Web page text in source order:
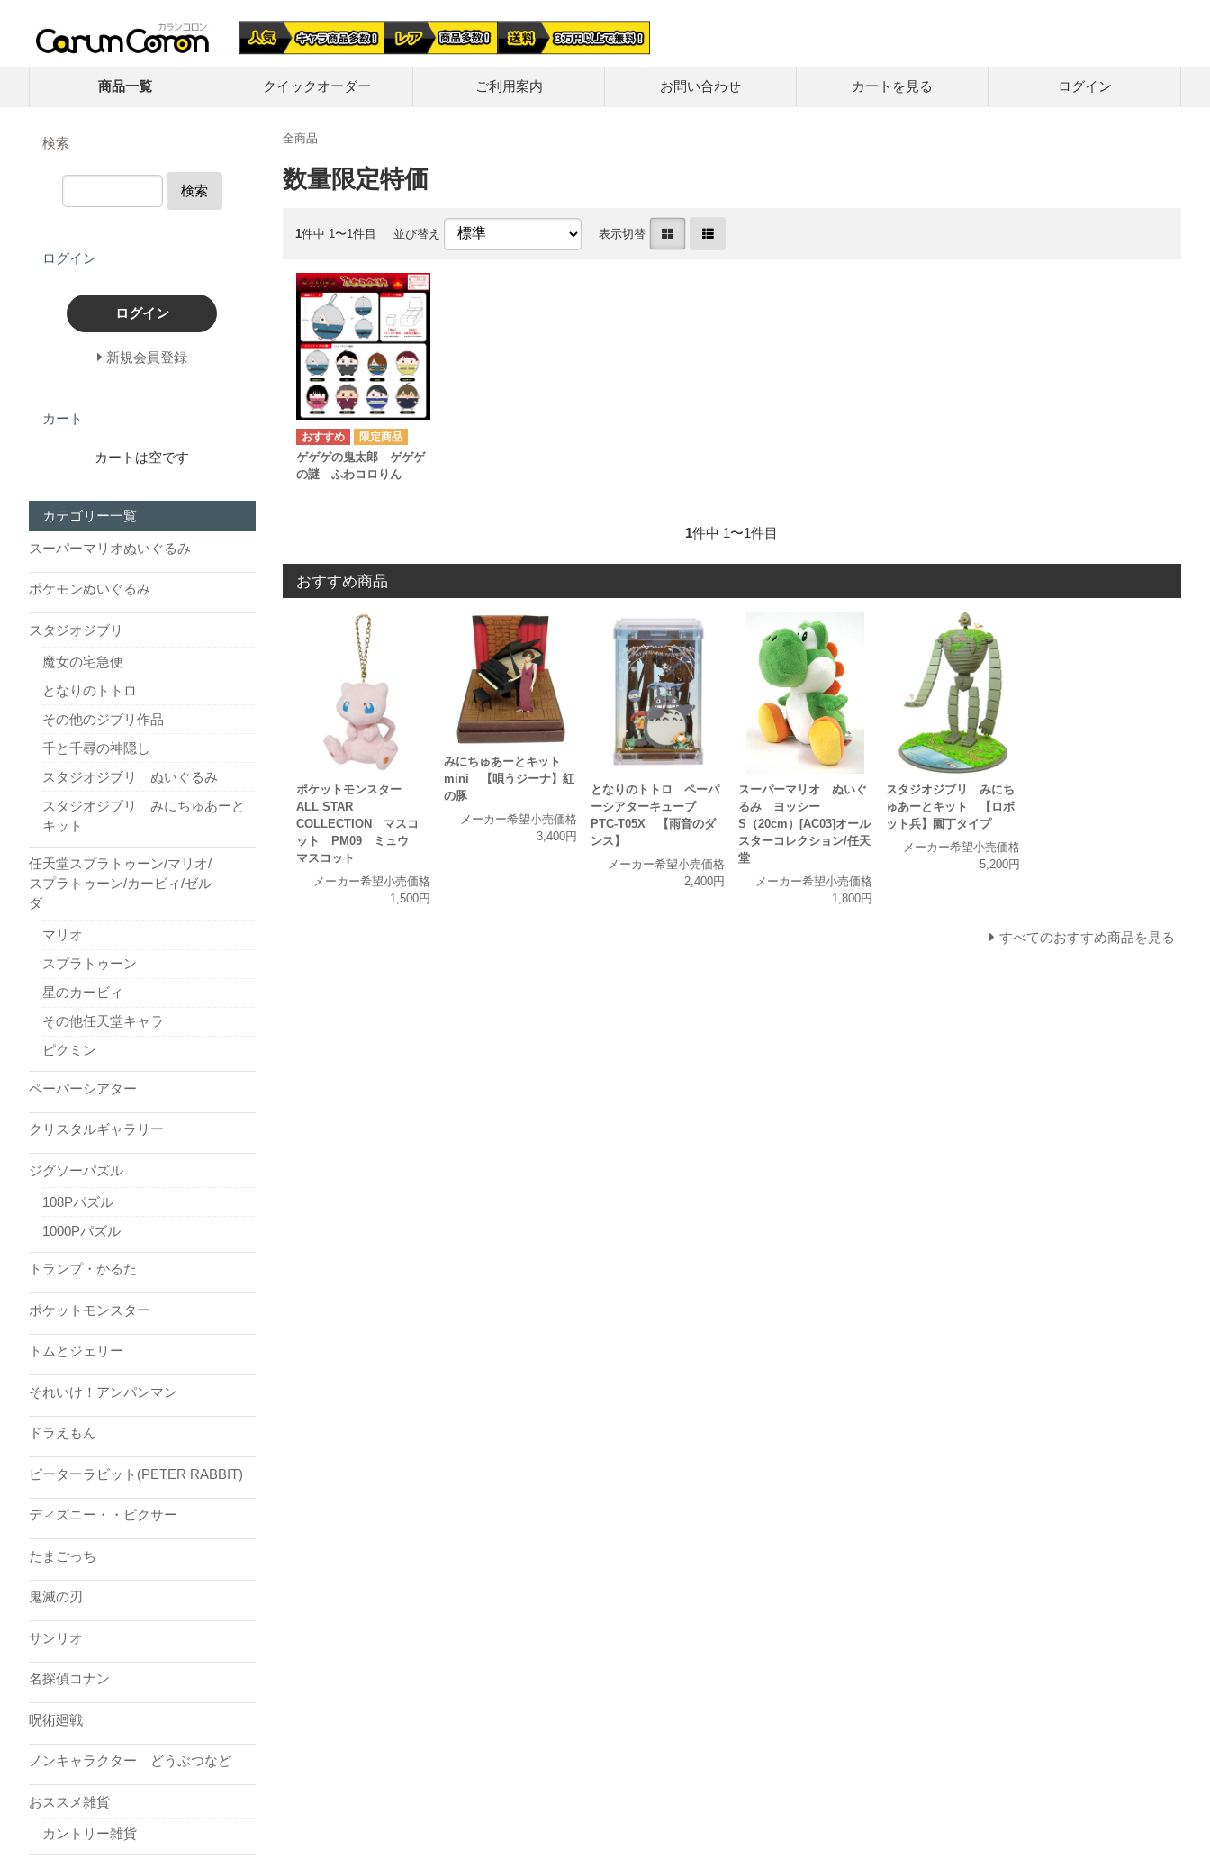
商品一覧 クイックオーダー ご利用案内 お問い合わせ カートを見る ログイン
全商品
数量限定特価
1件中 1〜1件目 並び替え 表示切替
ゲゲゲの鬼太郎 ゲゲゲ
の謎 ふわコロりん
1件中 1〜1件目
おすすめ商品
ポケットモンスター
ALL STAR
COLLECTION マスコ
ット PM09 ミュウ
マスコット
メーカー希望小売価格
1,500円
みにちゅあーとキット
mini 【唄うジーナ】紅
の豚
メーカー希望小売価格
3,400円
となりのトトロ ペーパ
ーシアターキューブ
PTC-T05X 【雨音のダ
ンス】
メーカー希望小売価格
2,400円
スーパーマリオ ぬいぐ
るみ ヨッシー
S（20cm）[AC03]オール
スターコレクション/任天
堂
メーカー希望小売価格
1,800円
スタジオジブリ みにち
ゅあーとキット 【ロボ
ット兵】園丁タイプ
メーカー希望小売価格
5,200円
すべてのおすすめ商品を見る
検索
検索
ログイン
ログイン
新規会員登録
カート
カートは空です
カテゴリー一覧
スーパーマリオぬいぐるみ
ポケモンぬいぐるみ
スタジオジブリ
魔女の宅急便
となりのトトロ
その他のジブリ作品
千と千尋の神隠し
スタジオジブリ ぬいぐるみ
スタジオジブリ みにちゅあーと
キット
任天堂スプラトゥーン/マリオ/
スプラトゥーン/カービィ/ゼル
ダ
マリオ
スプラトゥーン
星のカービィ
その他任天堂キャラ
ピクミン
ペーパーシアター
クリスタルギャラリー
ジグソーパズル
108Pパズル
1000Pパズル
トランプ・かるた
ポケットモンスター
トムとジェリー
それいけ！アンパンマン
ドラえもん
ピーターラビット(PETER RABBIT)
ディズニー・・ピクサー
たまごっち
鬼滅の刃
サンリオ
名探偵コナン
呪術廻戦
ノンキャラクター どうぶつなど
おススメ雑貨
カントリー雑貨